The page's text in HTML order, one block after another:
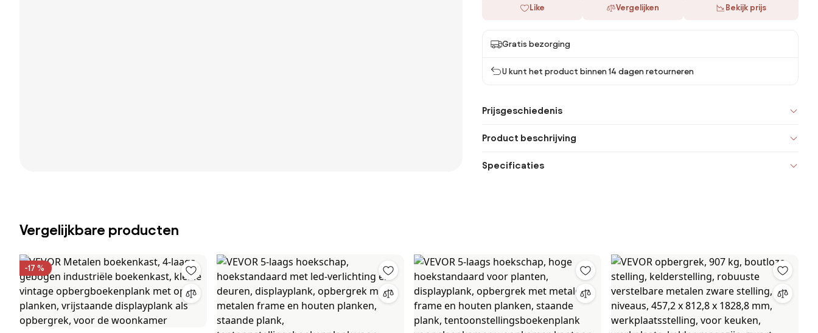
Like Vergelijken Bekijk prijs
Gratis bezorging
U kunt het product binnen 14 dagen retourneren
Prijsgeschiedenis
Product beschrijving
Specificaties
Vergelijkbare producten
-17 %